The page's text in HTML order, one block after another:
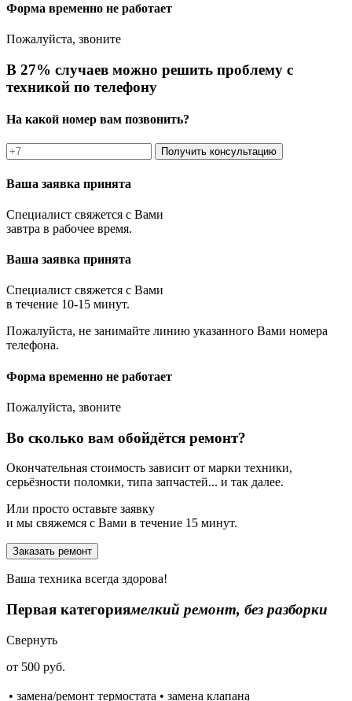
Форма временно не работает
Пожалуйста, звоните
В 27% случаев можно решить проблему с
техникой по телефону
На какой номер вам позвонить?
Получить консультацию
Ваша заявка принята
Специалист свяжется с Вами
завтра в рабочее время.
Ваша заявка принята
Специалист свяжется с Вами
в течение 10-15 минут.
Пожалуйста, не занимайте линию указанного Вами номера
телефона.
Форма временно не работает
Пожалуйста, звоните
Во сколько вам обойдётся ремонт?
Окончательная стоимость зависит от марки техники,
серьёзности поломки, типа запчастей... и так далее.
Или просто оставьте заявку
и мы свяжемся с Вами в течение 15 минут.
Заказать ремонт
Ваша техника всегда здорова!
Первая категориямелкий ремонт, без разборки
Свернуть
от 500 руб.
• замена/ремонт термостата • замена клапана